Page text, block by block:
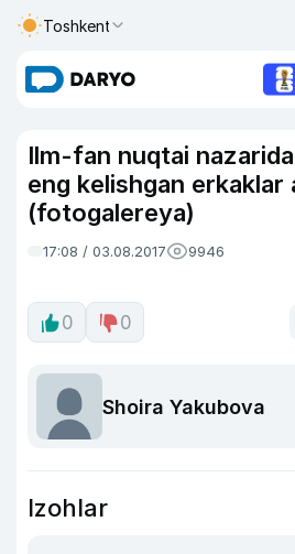
Toshkent
Ilm-fan nuqtai
eng kelishgan erkaklar
(fotogalereya)
17:08 / 03.08.2017 9946
0 0
Shoira Yakubova
Izohlar